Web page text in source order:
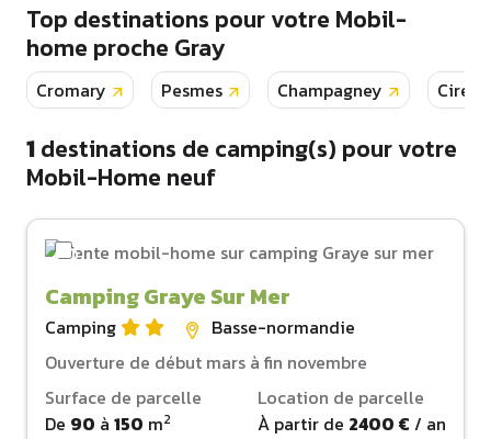
Top destinations pour votre Mobil-
home proche Gray
Cromary Pesmes Champagney Cirey
1destinations de camping(s) pour votre
Mobil-Home neuf
Camping Graye Sur Mer
Camping
Basse-normandie
Ouverture de début mars à fin novembre
Surface de parcelle
De 90 à 150 m2
Location de parcelle
À partir de 2400 € / an